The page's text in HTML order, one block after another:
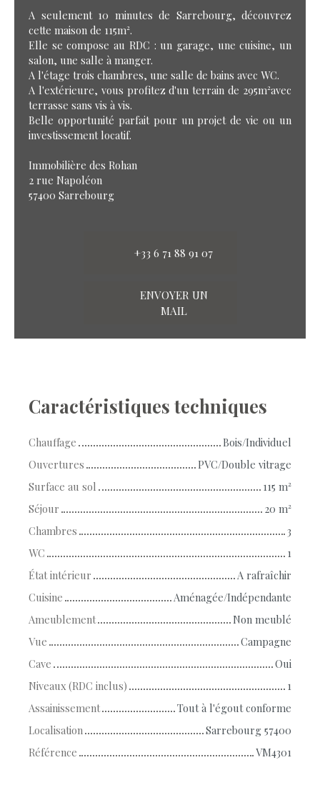
A seulement 10 minutes de Sarrebourg, découvrez
cette maison de 115m².
Elle se compose au RDC : un garage, une cuisine, un
salon, une salle à manger.
A l'étage trois chambres, une salle de bains avec WC.
A l'extérieure, vous profitez d'un terrain de 295m²avec
terrasse sans vis à vis.
Belle opportunité parfait pour un projet de vie ou un
investissement locatif.
Immobilière des Rohan
2 rue Napoléon
57400 Sarrebourg
+33 6 71 88 91 07
ENVOYER UN
MAIL
Caractéristiques techniques
Chauffage
Bois/Individuel
Ouvertures
PVC/Double vitrage
Surface au sol
115 m²
Séjour
20 m²
Chambres
3
WC
1
État intérieur
A rafraîchir
Cuisine
Aménagée/Indépendante
Ameublement
Non meublé
Vue
Campagne
Cave
Oui
Niveaux (RDC inclus)
1
Assainissement
Tout à l'égout conforme
Localisation
Sarrebourg 57400
Référence
VM4301